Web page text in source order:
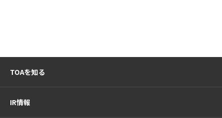
TOAを知る
IR情報